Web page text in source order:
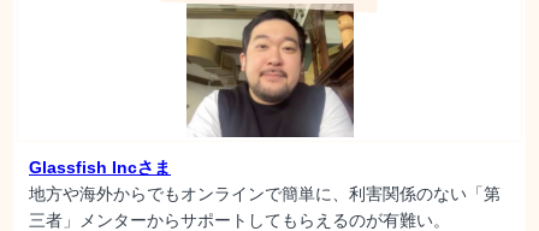
Glassfish Incさま
地方や海外からでもオンラインで簡単に、利害関係のない「第
三者」メンターからサポートしてもらえるのが有難い。